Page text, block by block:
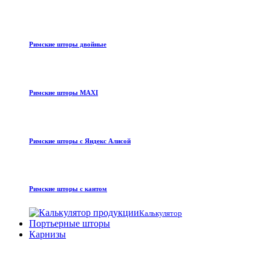
Римские шторы двойные
Римские шторы MAXI
Римские шторы с Яндекс Алисой
Римские шторы с кантом
Калькулятор
Портьерные шторы
Карнизы